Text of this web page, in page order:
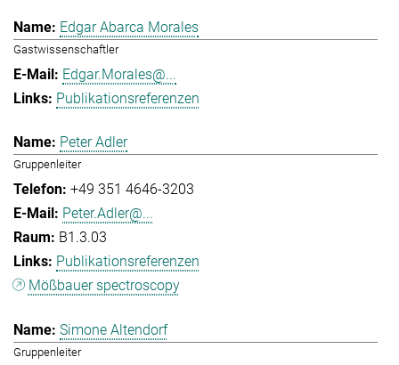
Edgar Abarca Morales
Gastwissenschaftler
Edgar.Morales@...
Publikationsreferenzen
Peter Adler
Gruppenleiter
+49 351 4646-3203
Peter.Adler@...
B1.3.03
Publikationsreferenzen
Mößbauer spectroscopy
Simone Altendorf
Gruppenleiter